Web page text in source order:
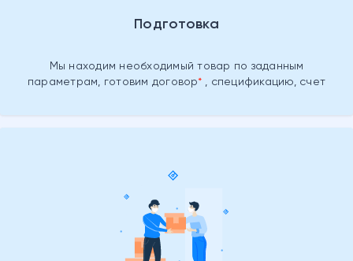
Подготовка
Мы находим необходимый товар по заданным
параметрам, готовим договор , спецификацию, счет